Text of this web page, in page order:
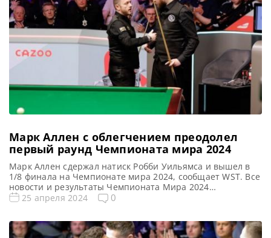
Голосования и опросы Чемпионат Мира […]
Марк Аллен с облегчением преодолел
первый раунд Чемпионата мира 2024
Марк Аллен сдержал натиск Робби Уильямса и вышел в
1/8 финала на Чемпионате мира 2024, сообщает WST. Все
новости и результаты Чемпионата Мира 2024
Квалификация Чемпионата Мира 2024 Чемпионат Мира
опросы Чемпионат Мира 2024 Видео Чемпионата Мира
25 апреля 2024 0